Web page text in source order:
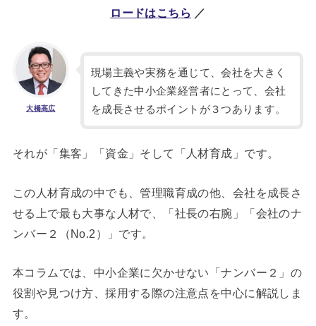
ロードはこちら ／
大橋高広
現場主義や実務を通じて、会社を大きく
してきた中小企業経営者にとって、会社
を成長させるポイントが３つあります。
それが「集客」「資金」そして「人材育成」です。
この人材育成の中でも、管理職育成の他、会社を成長さ
せる上で最も大事な人材で、「社長の右腕」「会社のナ
ンバー２（No.2）」です。
本コラムでは、中小企業に欠かせない「ナンバー２」の
役割や見つけ方、採用する際の注意点を中心に解説しま
す。